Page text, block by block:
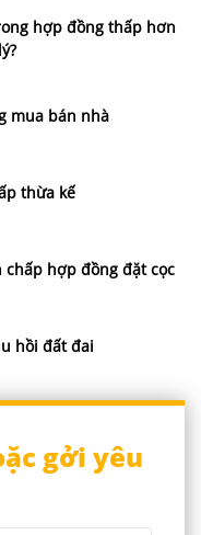
hợp đồng thấp hơn
mua bán nhà
thừa kế
hợp đồng đặt cọc
hồi đất đai
gởi yêu